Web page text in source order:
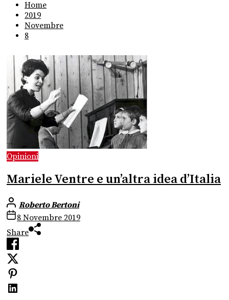
Home
2019
Novembre
8
Opinioni
Mariele Ventre e un’altra idea d’Italia
Roberto Bertoni
8 Novembre 2019
Share